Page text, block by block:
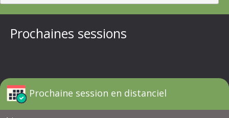
Prochaines sessions
Prochaine session en distanciel